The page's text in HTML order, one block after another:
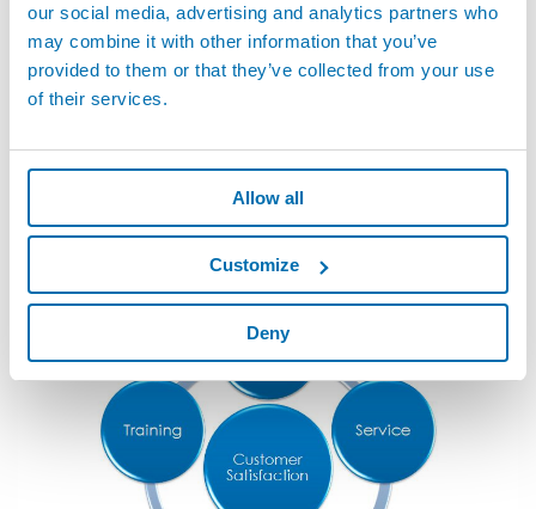
our social media, advertising and analytics partners who
may combine it with other information that you’ve
provided to them or that they’ve collected from your use
of their services.
Allow all
Customize
Deny
Industria aeroespacial, del vidrio, motores eléctricos,
electrodomésticos y bienes de consumo duraderos. Marposs
ofrece soluciones a medida o estándar para una amplia variedad
de requisitos de control de la producción.
Calibres y fabricantes de accesorios.